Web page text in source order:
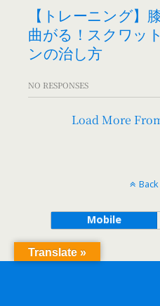
【トレーニング】
曲がる！スクワッ
ンの治し方
NO RESPONSES
Load More
Mobile
Translate »